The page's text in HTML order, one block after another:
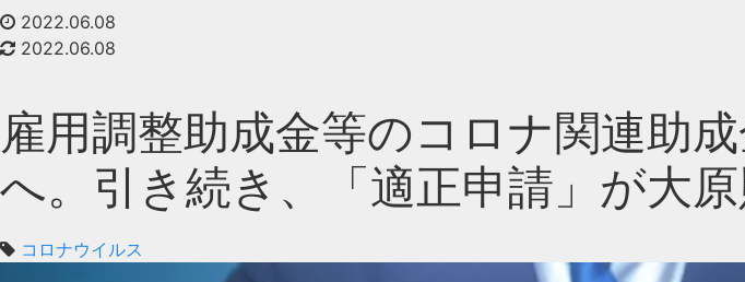
2022.06.08
2022.06.08
雇用調整助成金等のコロナ関連助
へ。引き続き、「適正申請」が大原
コロナウイルス